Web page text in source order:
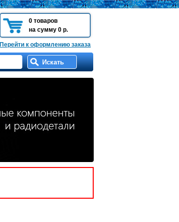
0 товаров
на сумму 0 р.
Перейти к оформлению заказа